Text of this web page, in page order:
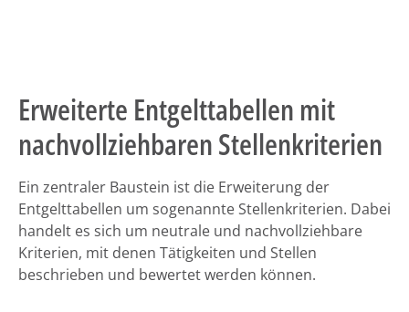
Erweiterte Entgelttabellen mit
nachvollziehbaren Stellenkriterien
Ein zentraler Baustein ist die Erweiterung der
Entgelttabellen um sogenannte Stellenkriterien. Dabei
handelt es sich um neutrale und nachvollziehbare
Kriterien, mit denen Tätigkeiten und Stellen
beschrieben und bewertet werden können.